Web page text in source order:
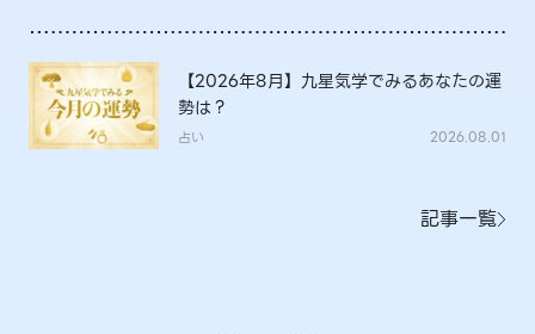
【2026年8月】九星気学でみるあなたの運
勢は？
占い 2026.08.01
記事一覧